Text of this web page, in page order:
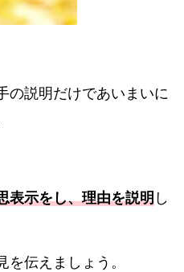
の説明だけであいまいに
表示をし、理由を説明し
伝えましょう。